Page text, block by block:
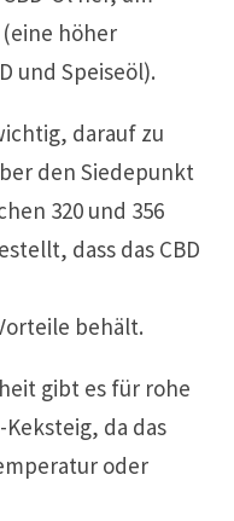
höher
und Speiseöl).
darauf zu
den Siedepunkt
320 und 356
dass das CBD
behält.
gibt es für rohe
da das
oder